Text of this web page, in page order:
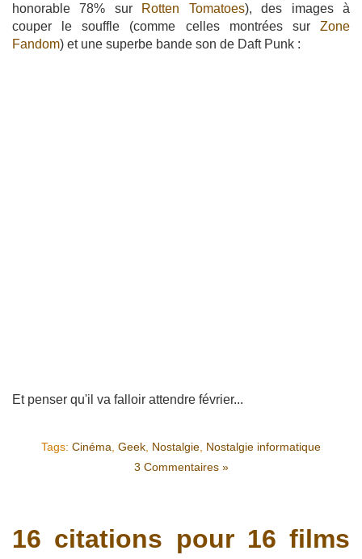
honorable 78% sur
Rotten Tomatoes), des images à
couper le souffle (comme celles montrées sur Zone
Fandom) et une superbe bande son de Daft Punk :
Et penser qu'il va falloir attendre février...
Tags: Cinéma Geek Nostalgie Nostalgie informatique
3 Commentaires »
16 citations pour 16 films